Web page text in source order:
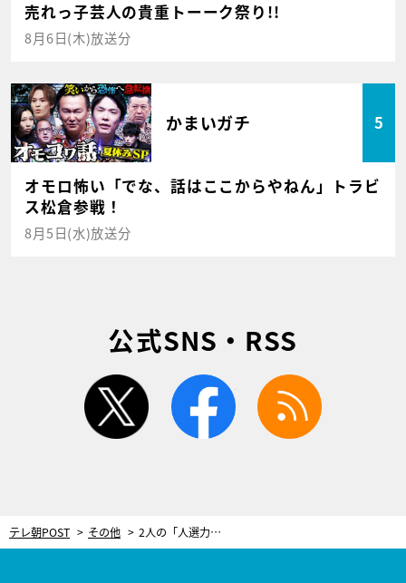
売れっ子芸人の貴重トーーク祭り!!
8月6日(木)放送分
かまいガチ 5
オモロ怖い「でな、話はここからやねん」トラビ
ス松倉参戦！
8月5日(水)放送分
公式SNS・RSS
twitter facebook
テレ朝POST その他 2人の「人選力」が試される！高島彩と石坂浩二、MC初タッグで雑学クイズ特番